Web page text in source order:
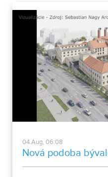
04.Aug, 06:08
Nová podoba